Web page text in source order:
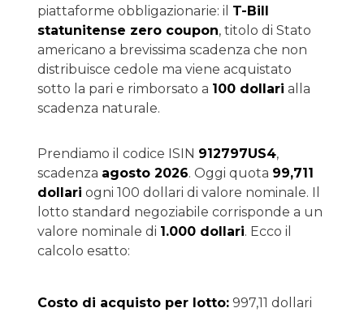
piattaforme obbligazionarie: il T-Bill
statunitense zero coupon, titolo di Stato
americano a brevissima scadenza che non
distribuisce cedole ma viene acquistato
sotto la pari e rimborsato a 100 dollari alla
scadenza naturale.
Prendiamo il codice ISIN 912797US4,
scadenza agosto 2026. Oggi quota 99,711
dollari ogni 100 dollari di valore nominale. Il
lotto standard negoziabile corrisponde a un
valore nominale di 1.000 dollari. Ecco il
calcolo esatto:
Costo di acquisto per lotto: 997,11 dollari